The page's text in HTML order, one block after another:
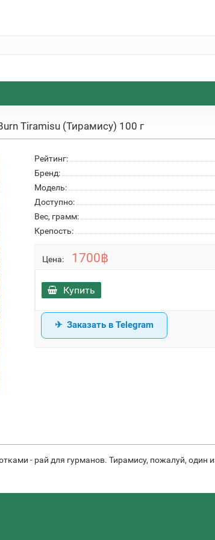
Tiramisu (Тирамису) 100 г
Рейтинг:
Бренд:
Модель:
Доступно:
Вес, грамм:
Крепость:
Цена: 1700฿
Купить
Заказать в Telegram
- рай для гурманов. Тирамису, пожалуй, один